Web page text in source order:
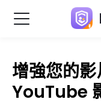
增強您的
YouTube